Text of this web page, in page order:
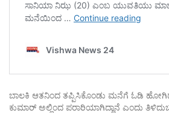
ಬಾಲಕಿ ಆತನಿಂದ ತಪ್ಪಿಸಿಕೊಂಡು ಮನೆಗೆ ಓಡಿ
ಕುಮಾರ್ ಅಲ್ಲಿಂದ ಪರಾರಿಯಾಗಿದ್ದಾನೆ ಎಂದು